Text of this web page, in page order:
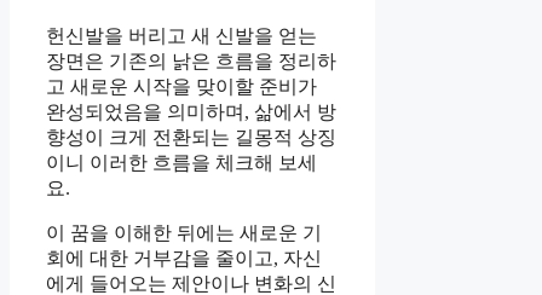
헌신발을 버리고 새 신발을 얻는
장면은 기존의 낡은 흐름을 정리하
고 새로운 시작을 맞이할 준비가
완성되었음을 의미하며, 삶에서 방
향성이 크게 전환되는 길몽적 상징
이니 이러한 흐름을 체크해 보세
요.
이 꿈을 이해한 뒤에는 새로운 기
회에 대한 거부감을 줄이고, 자신
에게 들어오는 제안이나 변화의 신